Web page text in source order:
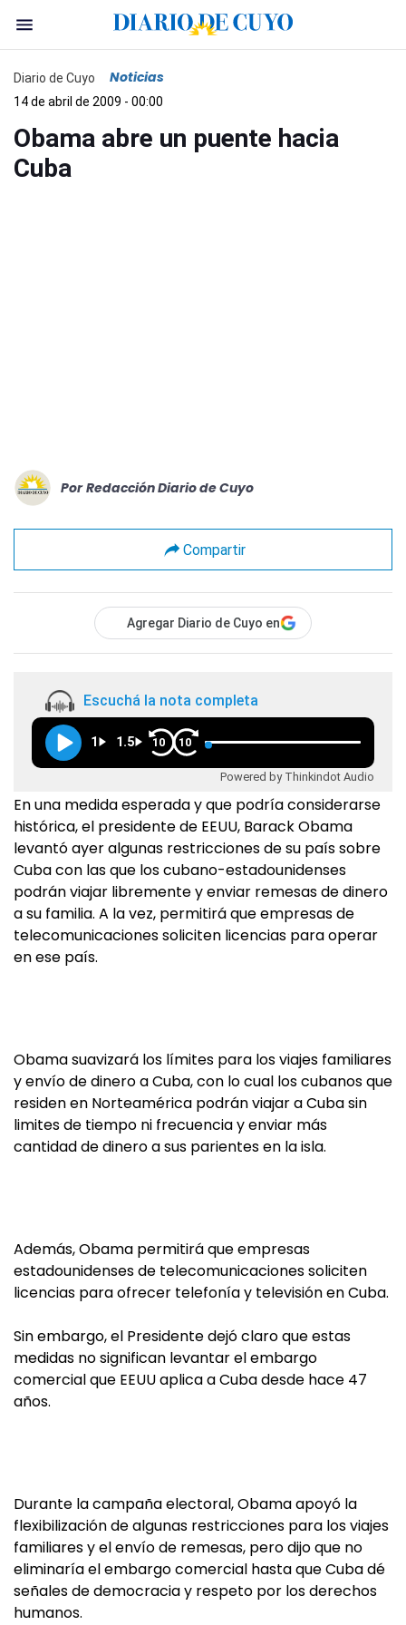
Diario de Cuyo Noticias
14 de abril de 2009 - 00:00
Obama abre un puente hacia
Cuba
Por Redacción Diario de Cuyo
Compartir
Agregar Diario de Cuyo en
Escuchá la nota completa
1 1.5 10 10
Powered by Thinkindot Audio
En una medida esperada y que podría considerarse
histórica, el presidente de EEUU, Barack Obama
levantó ayer algunas restricciones de su país sobre
Cuba con las que los cubano-estadounidenses
podrán viajar libremente y enviar remesas de dinero
a su familia. A la vez, permitirá que empresas de
telecomunicaciones soliciten licencias para operar
en ese país.
Obama suavizará los límites para los viajes familiares
y envío de dinero a Cuba, con lo cual los cubanos que
residen en Norteamérica podrán viajar a Cuba sin
limites de tiempo ni frecuencia y enviar más
cantidad de dinero a sus parientes en la isla.
Además, Obama permitirá que empresas
estadounidenses de telecomunicaciones soliciten
licencias para ofrecer telefonía y televisión en Cuba.
Sin embargo, el Presidente dejó claro que estas
medidas no significan levantar el embargo
comercial que EEUU aplica a Cuba desde hace 47
años.
Durante la campaña electoral, Obama apoyó la
flexibilización de algunas restricciones para los viajes
familiares y el envío de remesas, pero dijo que no
eliminaría el embargo comercial hasta que Cuba dé
señales de democracia y respeto por los derechos
humanos.